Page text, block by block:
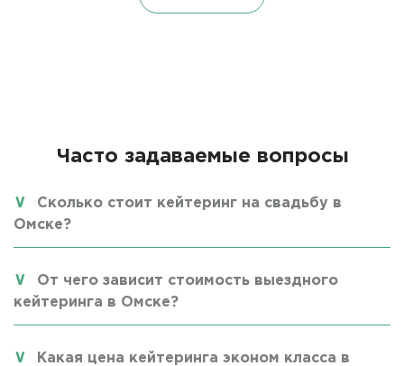
Часто задаваемые вопросы
Сколько стоит кейтеринг на свадьбу в
Омске?
От чего зависит стоимость выездного
кейтеринга в Омске?
Какая цена кейтеринга эконом класса в